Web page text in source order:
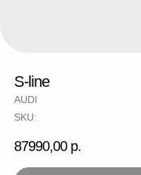
S-line
AUDI
SKU:
87990,00 р.
Как